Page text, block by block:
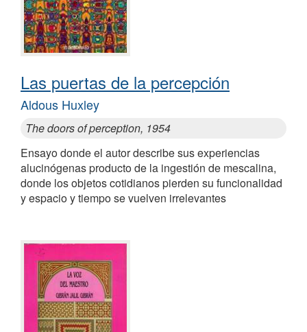
Las puertas de la percepción
Aldous Huxley
The doors of perception, 1954
Ensayo donde el autor describe sus experiencias
alucinógenas producto de la ingestión de mescalina,
donde los objetos cotidianos pierden su funcionalidad
y espacio y tiempo se vuelven irrelevantes